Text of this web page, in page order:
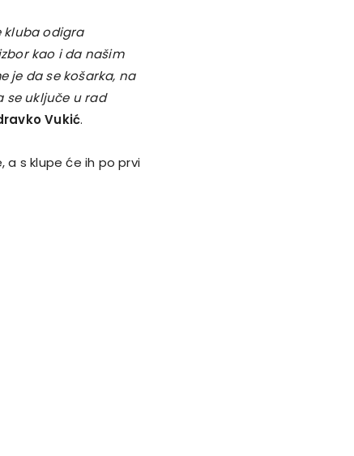
kluba odigra
kao i da našim
je da se košarka, na
se uključe u rad
Vukić.
s klupe će ih po prvi